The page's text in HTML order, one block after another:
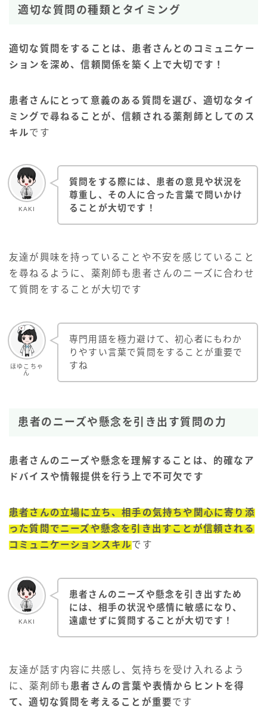
適切な質問の種類とタイミング
適切な質問をすることは、患者さんとのコミュニケー
ションを深め、信頼関係を築く上で大切です！
患者さんにとって意義のある質問を選び、適切なタイ
ミングで尋ねることが、信頼される薬剤師としてのス
キルです
KAKI
質問をする際には、患者の意見や状況を
尊重し、その人に合った言葉で問いかけ
ることが大切です！
友達が興味を持っていることや不安を感じていること
を尋ねるように、薬剤師も患者さんのニーズに合わせ
て質問をすることが大切です
ほゆこちゃ
ん
専門用語を極力避けて、初心者にもわか
りやすい言葉で質問をすることが重要で
すね
患者のニーズや懸念を引き出す質問の力
患者さんのニーズや懸念を理解することは、的確なア
ドバイスや情報提供を行う上で不可欠です
患者さんの立場に立ち、相手の気持ちや関心に寄り添
った質問でニーズや懸念を引き出すことが信頼される
コミュニケーションスキルです
KAKI
患者さんのニーズや懸念を引き出すため
には、相手の状況や感情に敏感になり、
遠慮せずに質問することが大切です！
友達が話す内容に共感し、気持ちを受け入れるよう
に、薬剤師も 患者さんの言葉や表情からヒントを得
て、適切な質問を考えることが重要です